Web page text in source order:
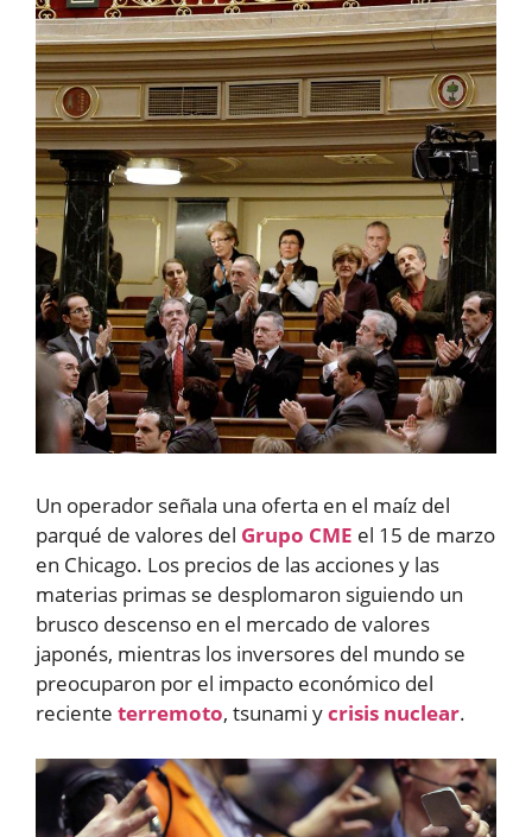
Un operador señala una oferta en el maíz del
parqué de valores del Grupo CME el 15 de marzo
en Chicago. Los precios de las acciones y las
materias primas se desplomaron siguiendo un
brusco descenso en el mercado de valores
japonés, mientras los inversores del mundo se
preocuparon por el impacto económico del
reciente terremoto, tsunami ycrisis nuclear.